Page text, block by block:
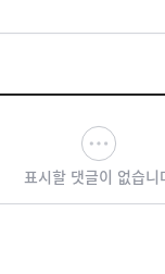
표시할 댓글이 없습니